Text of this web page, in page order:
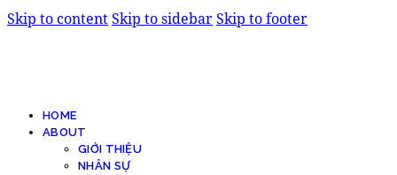
Skip to contentSkip to sidebarSkip to footer
HOME
ABOUT
GIỚI THIỆU
NHÂN SỰ